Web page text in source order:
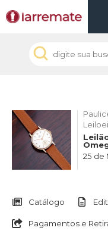
25 de
Catálogo
Pagamentos e